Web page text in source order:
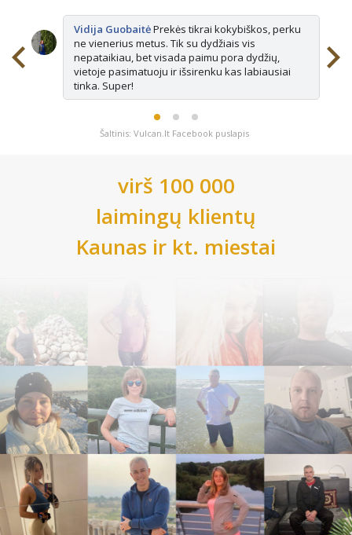
Vidija GuobaitėPrekės tikrai kokybiškos, perku
ne vienerius metus. Tik su dydžiais vis
nepataikiau, bet visada paimu pora dydžių,
vietoje pasimatuoju ir išsirenku kas labiausiai
tinka. Super!
Šaltinis: Vulcan.lt Facebook puslapis
virš 100 000
laimingų klientų
Kaunas ir kt. miestai